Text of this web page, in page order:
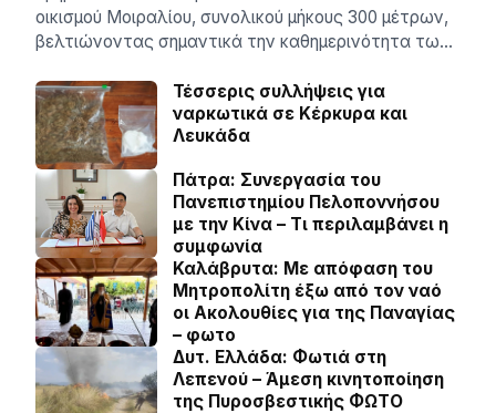
οικισμού Μοιραλίου, συνολικού μήκους 300 μέτρων,
βελτιώνοντας σημαντικά την καθημερινότητα τω…
Τέσσερις συλλήψεις για
ναρκωτικά σε Κέρκυρα και
Λευκάδα
Πάτρα: Συνεργασία του
Πανεπιστημίου Πελοποννήσου
με την Κίνα – Τι περιλαμβάνει η
συμφωνία
Καλάβρυτα: Με απόφαση του
Μητροπολίτη έξω από τον ναό
οι Ακολουθίες για της Παναγίας
– φωτο
Δυτ. Ελλάδα: Φωτιά στη
Λεπενού – Άμεση κινητοποίηση
της Πυροσβεστικής ΦΩΤΟ